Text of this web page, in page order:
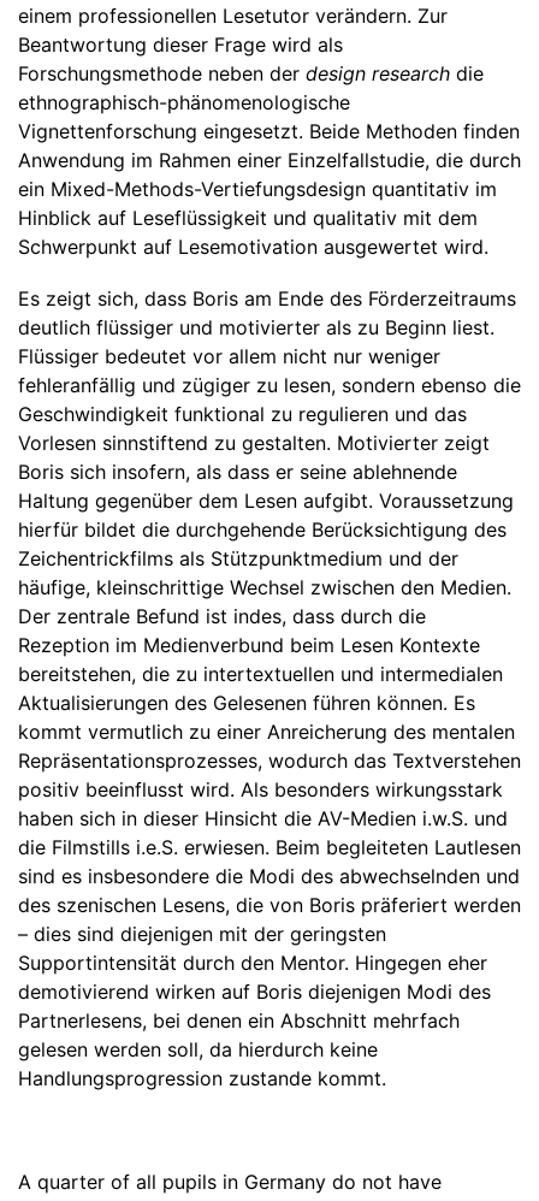
einem professionellen Lesetutor verändern. Zur
Beantwortung dieser Frage wird als
Forschungsmethode neben der design research die
ethnographisch-phänomenologische
Vignettenforschung eingesetzt. Beide Methoden finden
Anwendung im Rahmen einer Einzelfallstudie, die durch
ein Mixed-Methods-Vertiefungsdesign quantitativ im
Hinblick auf Leseflüssigkeit und qualitativ mit dem
Schwerpunkt auf Lesemotivation ausgewertet wird.
Es zeigt sich, dass Boris am Ende des Förderzeitraums
deutlich flüssiger und motivierter als zu Beginn liest.
Flüssiger bedeutet vor allem nicht nur weniger
fehleranfällig und zügiger zu lesen, sondern ebenso die
Geschwindigkeit funktional zu regulieren und das
Vorlesen sinnstiftend zu gestalten. Motivierter zeigt
Boris sich insofern, als dass er seine ablehnende
Haltung gegenüber dem Lesen aufgibt. Voraussetzung
hierfür bildet die durchgehende Berücksichtigung des
Zeichentrickfilms als Stützpunktmedium und der
häufige, kleinschrittige Wechsel zwischen den Medien.
Der zentrale Befund ist indes, dass durch die
Rezeption im Medienverbund beim Lesen Kontexte
bereitstehen, die zu intertextuellen und intermedialen
Aktualisierungen des Gelesenen führen können. Es
kommt vermutlich zu einer Anreicherung des mentalen
Repräsentationsprozesses, wodurch das Textverstehen
positiv beeinflusst wird. Als besonders wirkungsstark
haben sich in dieser Hinsicht die AV-Medien i.w.S. und
die Filmstills i.e.S. erwiesen. Beim begleiteten Lautlesen
sind es insbesondere die Modi des abwechselnden und
des szenischen Lesens, die von Boris präferiert werden
– dies sind diejenigen mit der geringsten
Supportintensität durch den Mentor. Hingegen eher
demotivierend wirken auf Boris diejenigen Modi des
Partnerlesens, bei denen ein Abschnitt mehrfach
gelesen werden soll, da hierdurch keine
Handlungsprogression zustande kommt.
A quarter of all pupils in Germany do not have